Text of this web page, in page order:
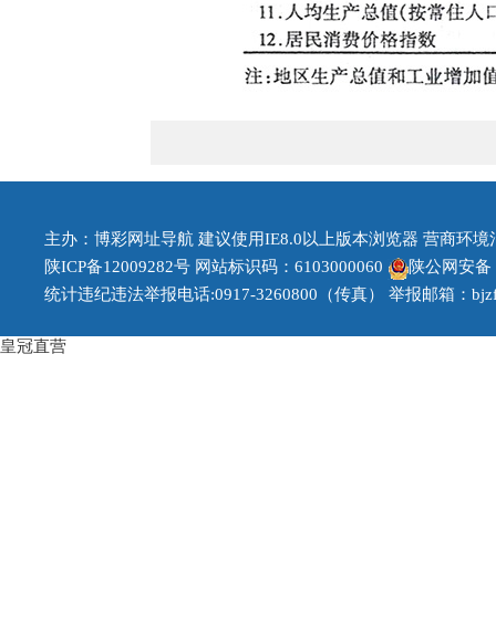
主办：博彩网址导航 建议使用IE8.0以上版本浏览器 营商环境
陕ICP备12009282号 网站标识码：6103000060
陕公网安备
统计违纪违法举报电话:0917-3260800（传真） 举报邮箱：
皇冠直营